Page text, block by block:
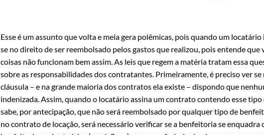
Esse é um assunto que volta e meia gera polêmicas, pois quando um
se no direito de ser reembolsado pelos gastos que realizou, pois entende
coisas não funcionam bem assim. As leis que regem a matéria tratam essa
sobre as responsabilidades dos contratantes. Primeiramente, é preciso ver
cláusula – e na grande maioria dos contratos ela existe – dispondo que
indenizada. Assim, quando o locatário assina um contrato contendo esse
sabe, por antecipação, que não será reembolsado por qualquer tipo de
no contrato de locação, será necessário verificar se a benfeitoria se